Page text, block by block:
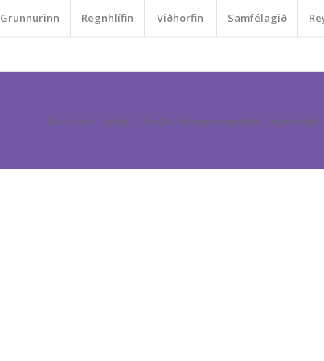
Grunnurinn Regnhlífin Viðhorfin Samfélagið
Þú ert hér: Forsíða / Test24 / Hinsegin regnhlífin / Kynhneigð